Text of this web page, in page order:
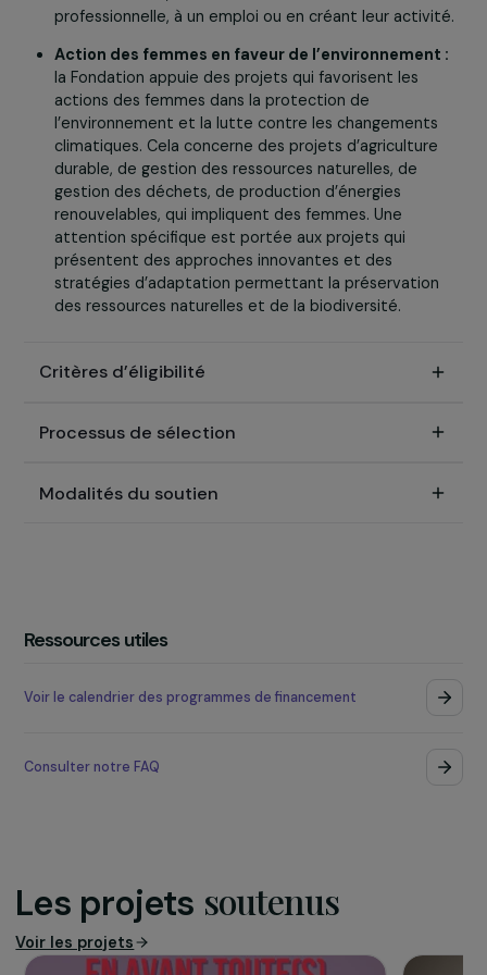
Formation & insertion professionnelle :la
soutient les associations qui accompagnent les
femmes pour qu’elles acquièrent une autonomie
financière. Elle leur permet d’être indépendantes,
subvenir aux besoins de leur famille et de s’insérer
dans la société, en accédant à une formation
professionnelle, à un emploi ou en créant leur
Action des femmes en faveur de
la Fondation appuie des projets qui favorisent les
actions des femmes dans la protection de
l’environnement et la lutte contre les changements
gestion des déchets, de production d’énergies
attention spécifique est portée aux projets qui
des ressources naturelles et de la biodiversité.
Processus de sélection
Modalités du soutien
Voir le calendrier des programmes de financement